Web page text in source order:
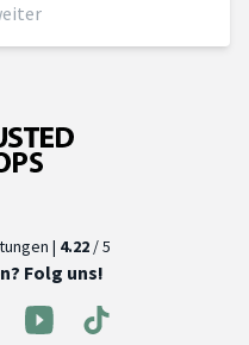
| 4.22 / 5
Folg uns!